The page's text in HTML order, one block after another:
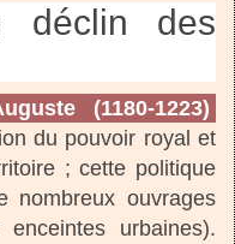
déclin des
(1180-1223)
du pouvoir royal et
; cette politique
nombreux ouvrages
urbaines).